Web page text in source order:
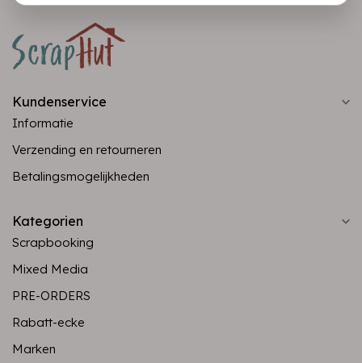
Kundenservice
Informatie
Verzending en retourneren
Betalingsmogelijkheden
Kategorien
Scrapbooking
Mixed Media
PRE-ORDERS
Rabatt-ecke
Marken